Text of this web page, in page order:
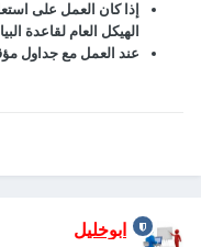
إذا كان العمل على
الهيكل العام لقاعدة
عند العمل مع جداول
ابوخليل